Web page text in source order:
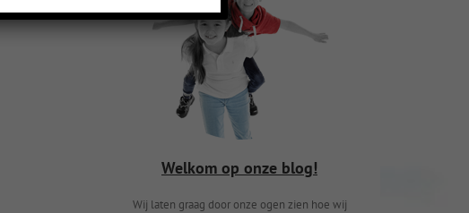
Welkom op onze blog!
Wij laten graag door onze ogen zien hoe wij